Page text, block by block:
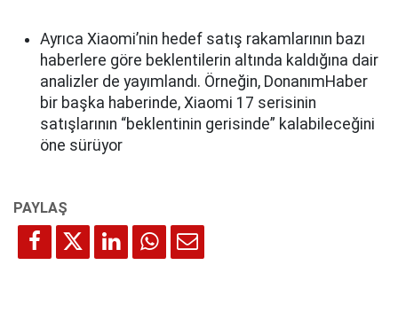
Ayrıca Xiaomi’nin hedef satış rakamlarının bazı
haberlere göre beklentilerin altında kaldığına dair
analizler de yayımlandı. Örneğin, DonanımHaber
bir başka haberinde, Xiaomi 17 serisinin
satışlarının “beklentinin gerisinde” kalabileceğini
öne sürüyor